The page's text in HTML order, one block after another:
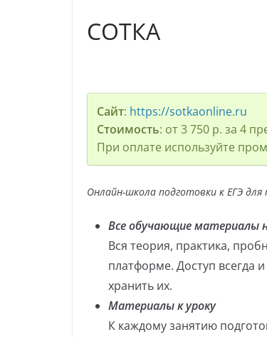
СОТКА
Сайт: https://sotkaonline.ru
Стоимость: от 3 750 р. за 4
При оплате используйте
Онлайн-школа подготовки к ЕГЭ
Все обучающие материалы
Вся теория, практика,
платформе. Доступ всегда
хранить их.
Материалы к уроку
К каждому занятию